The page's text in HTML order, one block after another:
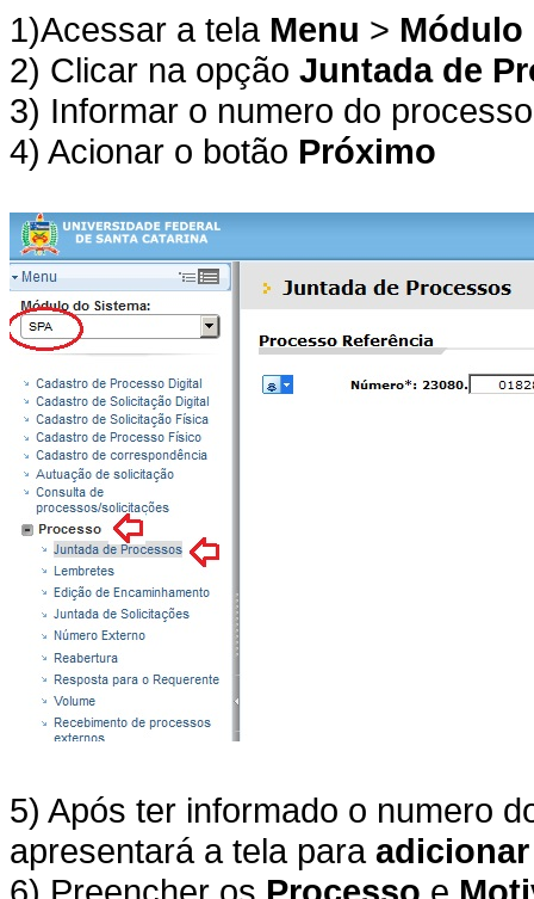
1)Acessar a tela Menu > Módulo
2) Clicar na opção Juntada de
3) Informar o numero do processo
4) Acionar o botão Próximo
5) Após ter informado o numero
apresentará a tela para adicionar